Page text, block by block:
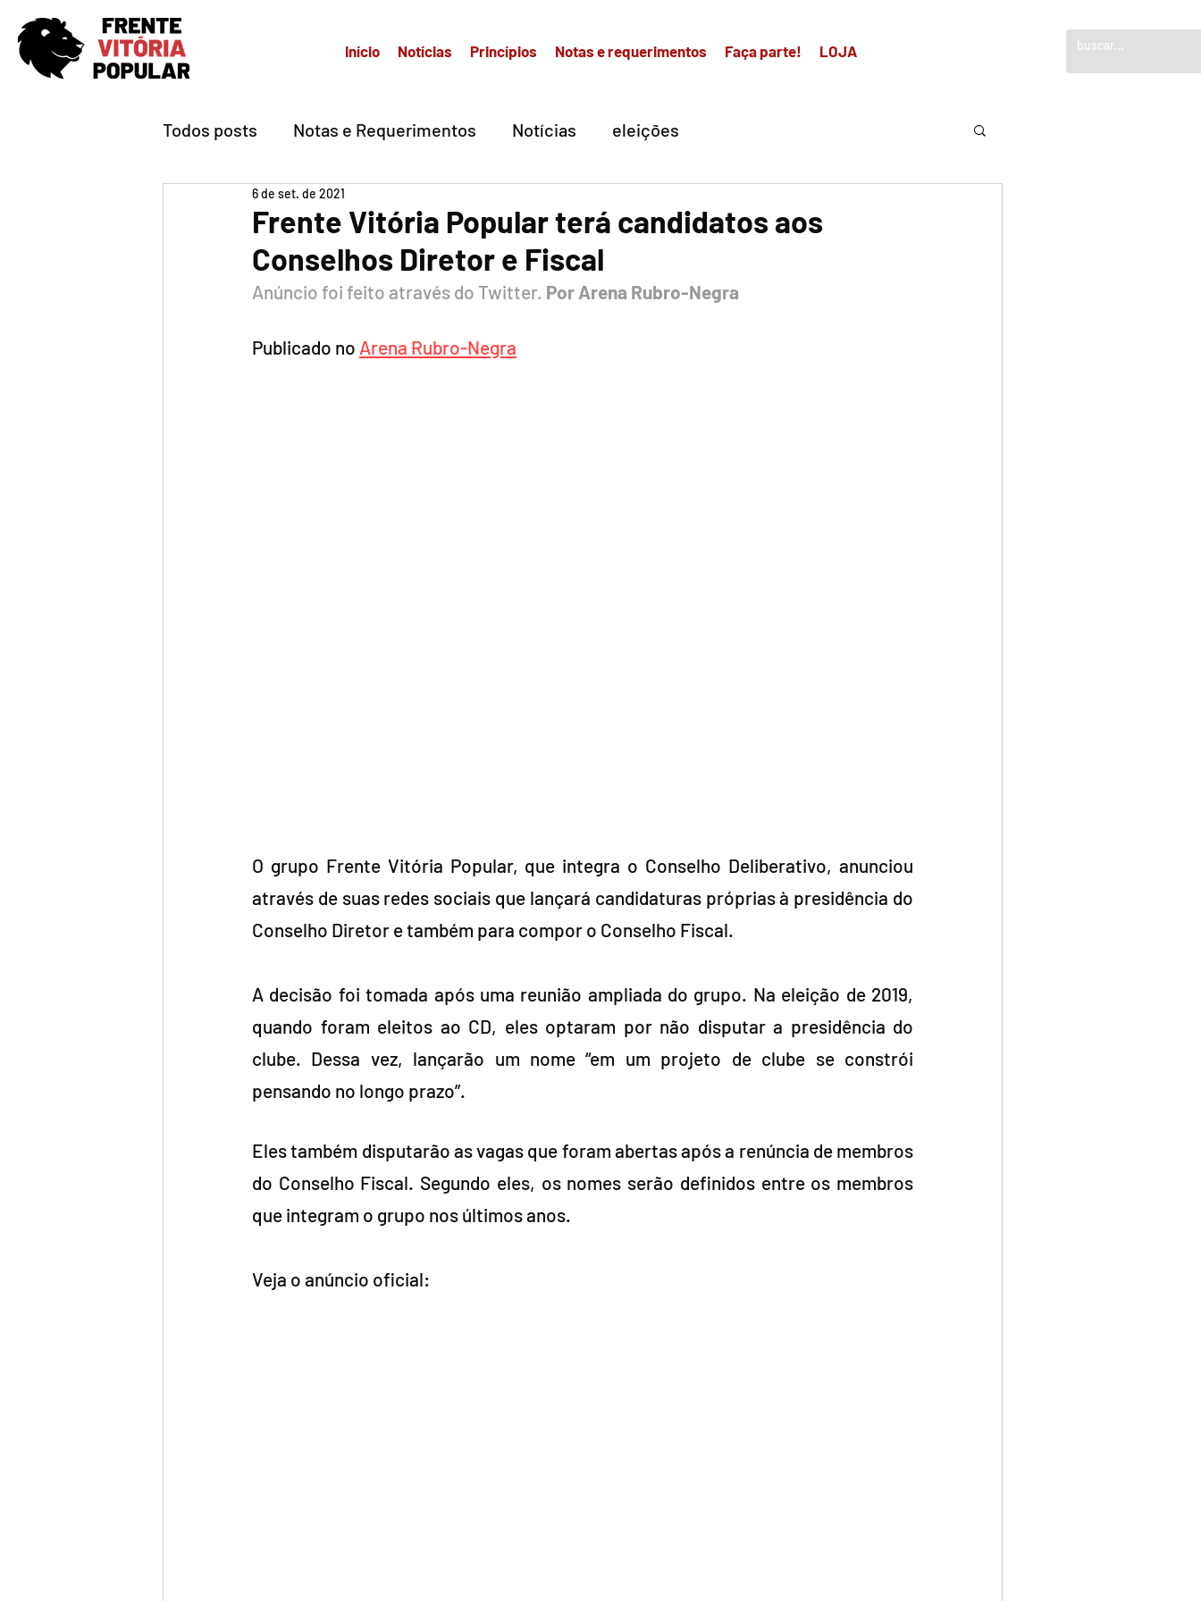
Início Notícias Princípios Notas e requerimentos Faça parte! LOJA
Todos posts Notas e Requerimentos Notícias eleições
Frente Vitória Popular terá candidatos aos
Conselhos Diretor e Fiscal
6 de set. de 2021
Anúncio foi feito através do Twitter. Por Arena Rubro-Negra
Publicado no Arena Rubro-Negra
O grupo Frente Vitória Popular, que integra o Conselho Deliberativo, anunciou
através de suas redes sociais que lançará candidaturas próprias à presidência do
Conselho Diretor e também para compor o Conselho Fiscal.
A decisão foi tomada após uma reunião ampliada do grupo. Na eleição de 2019,
quando foram eleitos ao CD, eles optaram por não disputar a presidência do
clube. Dessa vez, lançarão um nome “em um projeto de clube se constrói
pensando no longo prazo”.
Eles também disputarão as vagas que foram abertas após a renúncia de membros
do Conselho Fiscal. Segundo eles, os nomes serão definidos entre os membros
que integram o grupo nos últimos anos.
Veja o anúncio oficial: